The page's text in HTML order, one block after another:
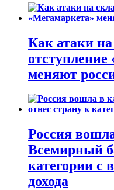
Как атаки
меняют
Россия
Всемирный
категории с
дохода